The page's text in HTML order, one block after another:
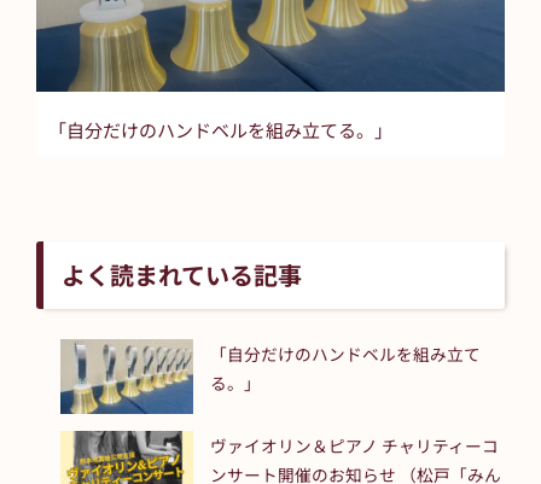
「自分だけのハンドベルを組み立てる。」
よく読まれている記事
「自分だけのハンドベルを組み立て
る。」
ヴァイオリン＆ピアノ チャリティーコ
ンサート開催のお知らせ （松戸「みん